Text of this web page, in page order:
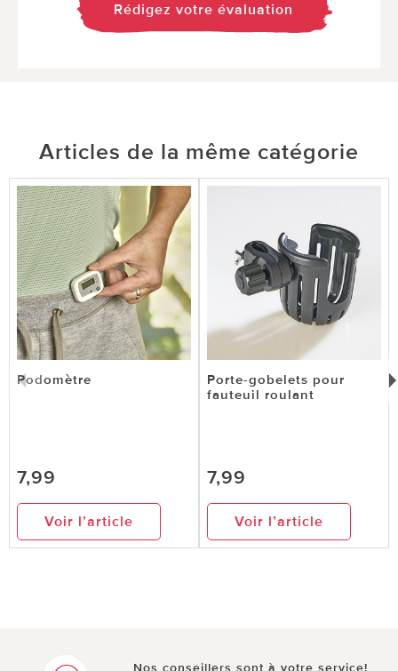
Rédigez votre évaluation
Articles de la même catégorie
Podomètre
7,99
Voir l’article
Porte-gobelets pour
fauteuil roulant
7,99
Voir l’article
Nos conseillers sont à votre service!